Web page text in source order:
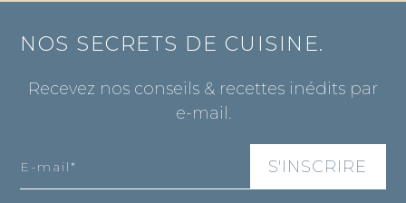
NOS SECRETS DE CUISINE.
Recevez nos conseils & recettes inédits par
e-mail.